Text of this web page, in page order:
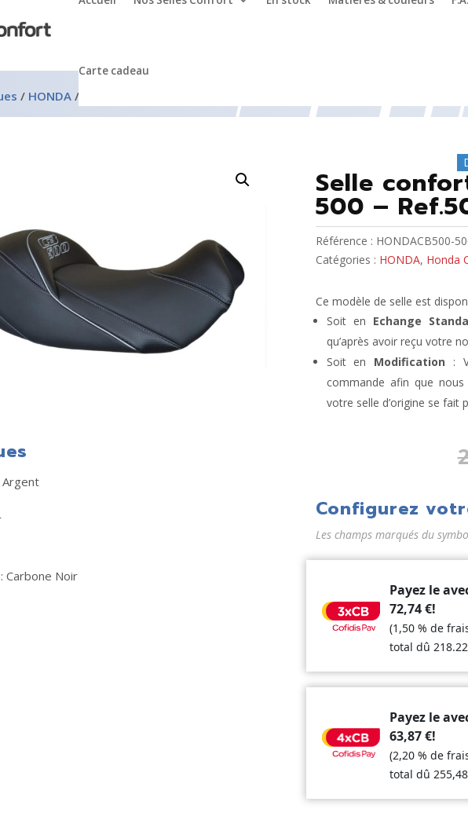
Carte cadeau
/ HONDA /
Argent
Carbone Noir
Selle
500 –
Référence : HONDACB500-
Catégories : HONDA, Honda
Ce modèle de selle est
Soit en Echange
qu’après avoir reçu votre
Soit en Modification :
commande afin que
votre selle d’origine se fait
Configurez
Les champs marqués du
Payez le
72,74€!
(1,50 % de
total dû
Payez le
63,87€!
(2,20 % de
total dû